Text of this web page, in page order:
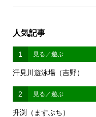
人気記事
1 見る／遊ぶ
汗見川遊泳場（吉野）
2 見る／遊ぶ
升渕（ますぶち）